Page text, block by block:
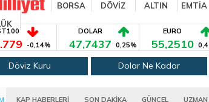
BORSA DÖVİZ ALTIN EMTİA
-0,14%
DOLAR
47,7437 0,25%
EURO
55,2510
Döviz Kuru Dolar Ne Kadar
KAP HABERLERİ SON DAKİKA GÜNCEL